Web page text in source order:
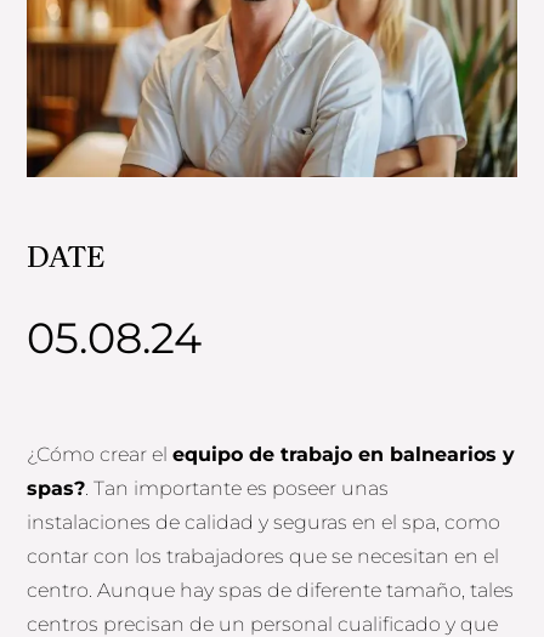
DATE
05.08.24
¿Cómo crear elequipo de trabajo en balnearios y
spas? . Tan importante es poseer unas
instalaciones de calidad y seguras en el spa, como
contar con los trabajadores que se necesitan en el
centro. Aunque hay spas de diferente tamaño, tales
centros precisan de un personal cualificado y que